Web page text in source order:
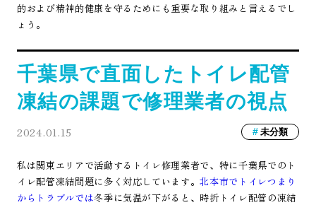
的および精神的健康を守るためにも重要な取り組みと言えるでし
ょう。
千葉県で直面したトイレ配管
凍結の課題で修理業者の視点
2024.01.15 未分類
私は関東エリアで活動するトイレ修理業者で、特に千葉県でのト
イレ配管凍結問題に多く対応しています。北本市でトイレつまり
からトラブルでは冬季に気温が下がると、時折トイレ配管の凍結